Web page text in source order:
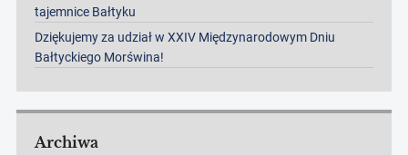
tajemnice Bałtyku
Dziękujemy za udział w XXIV Międzynarodowym Dniu
Bałtyckiego Morświna!
Archiwa